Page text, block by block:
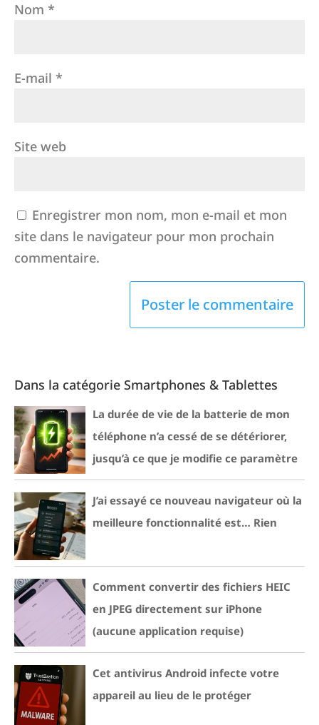
Nom *
E-mail *
Site web
Enregistrer mon nom, mon e-mail et mon
site dans le navigateur pour mon prochain
commentaire.
Dans la catégorie Smartphones & Tablettes
La durée de vie de la batterie de mon
téléphone n’a cessé de se détériorer,
jusqu’à ce que je modifie ce paramètre
J’ai essayé ce nouveau navigateur où la
meilleure fonctionnalité est… Rien
Comment convertir des fichiers HEIC
en JPEG directement sur iPhone
(aucune application requise)
Cet antivirus Android infecte votre
appareil au lieu de le protéger